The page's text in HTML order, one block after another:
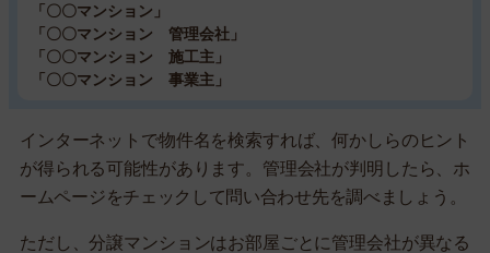
「〇〇マンション」
「〇〇マンション 管理会社」
「〇〇マンション 施工主」
「〇〇マンション 事業主」
インターネットで物件名を検索すれば、何かしらのヒント
が得られる可能性があります。管理会社が判明したら、ホ
ームページをチェックして問い合わせ先を調べましょう。
ただし、分譲マンションはお部屋ごとに管理会社が異なる